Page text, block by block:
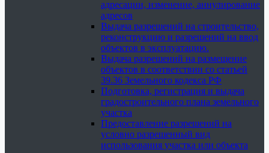
адресации, изменение, аннулирование
адресов
Выдача разрешений на строительство,
реконструкцию и разрешений на ввод
объектов в эксплуатацию.
Выдача разрешений на размещение
объектов в соответствии со статьей
39.36 Земельного кодекса РФ
Подготовка, регистрация и выдача
градостроительного плана земельного
участка
Предоставление разрешений на
условно разрешенный вид
использования участка или объекта